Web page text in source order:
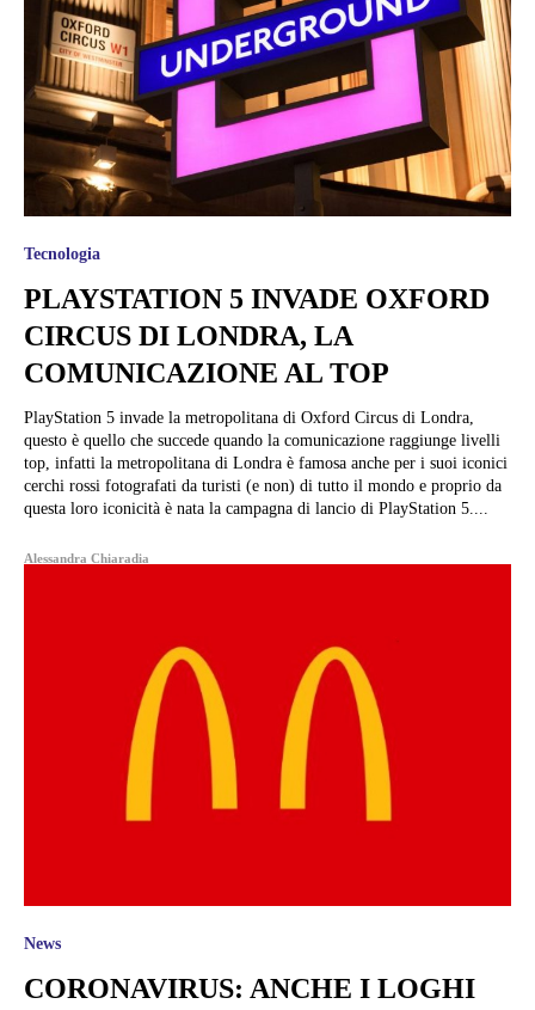
Tecnologia
PLAYSTATION 5 INVADE OXFORD
CIRCUS DI LONDRA, LA
COMUNICAZIONE AL TOP
PlayStation 5 invade la metropolitana di Oxford Circus di Londra,
questo è quello che succede quando la comunicazione raggiunge livelli
top, infatti la metropolitana di Londra è famosa anche per i suoi iconici
cerchi rossi fotografati da turisti (e non) di tutto il mondo e proprio da
questa loro iconicità è nata la campagna di lancio di PlayStation 5....
Alessandra Chiaradia
News
CORONAVIRUS: ANCHE I LOGHI